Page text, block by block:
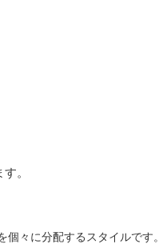
。
々に分配するスタイルです。